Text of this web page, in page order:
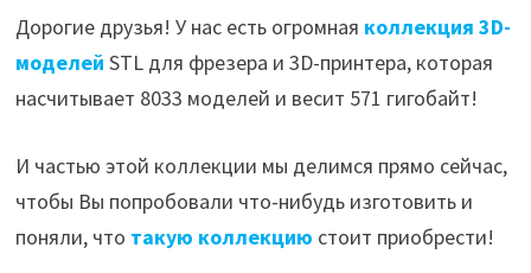
Дорогие друзья! У нас есть огромная коллекция 3D-
моделей STL для фрезера и 3D-принтера, которая
насчитывает 8033 моделей и весит 571 гигобайт!
И частью этой коллекции мы делимся прямо сейчас,
чтобы Вы попробовали что-нибудь изготовить и
поняли, что такую коллекцию стоит приобрести!